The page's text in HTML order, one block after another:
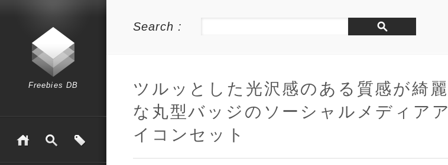
Freebies DB
Search :
ツルッとした光沢感のある質感が綺麗
な丸型バッジのソーシャルメディアア
イコンセット